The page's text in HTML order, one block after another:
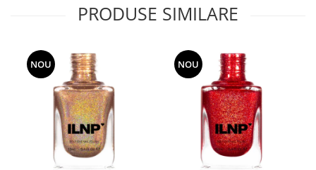
PRODUSE SIMILARE
NOU NOU